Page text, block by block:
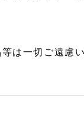
は一切ご遠慮